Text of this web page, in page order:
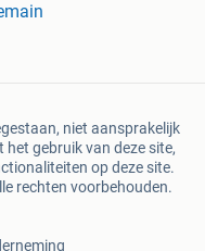
niet aansprakelijk
gebruik van deze site,
op deze site.
rechten voorbehouden.